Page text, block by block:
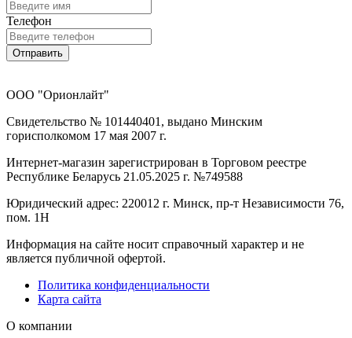
Телефон
Отправить
ООО "Орионлайт"
Свидетельство № 101440401, выдано Минским
горисполкомом 17 мая 2007 г.
Интернет-магазин зарегистрирован в Торговом реестре
Республике Беларусь 21.05.2025 г. №749588
Юридический адрес: 220012 г. Минск, пр-т Независимости 76,
пом. 1Н
Информация на сайте носит справочный характер и не
является публичной офертой.
Политика конфиденциальности
Карта сайта
О компании